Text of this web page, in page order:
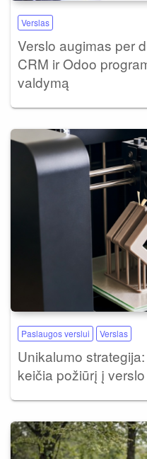
Verslas
Verslo augimas per
CRM ir Odoo
valdymą
Paslaugos verslui Verslas
Unikalumo
keičia požiūrį į